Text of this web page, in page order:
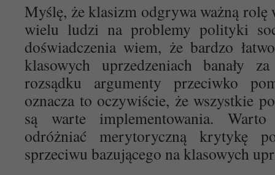
Myślę, że klasizm odgrywa ważną
wielu ludzi na problemy polityki
doświadczenia wiem, że bardzo
klasowych uprzedzeniach banały
rozsądku argumenty przeciwko
oznacza to oczywiście, że wszystkie
są warte implementowania.
odróżniać merytoryczną krytykę
sprzeciwu bazującego na klasowych